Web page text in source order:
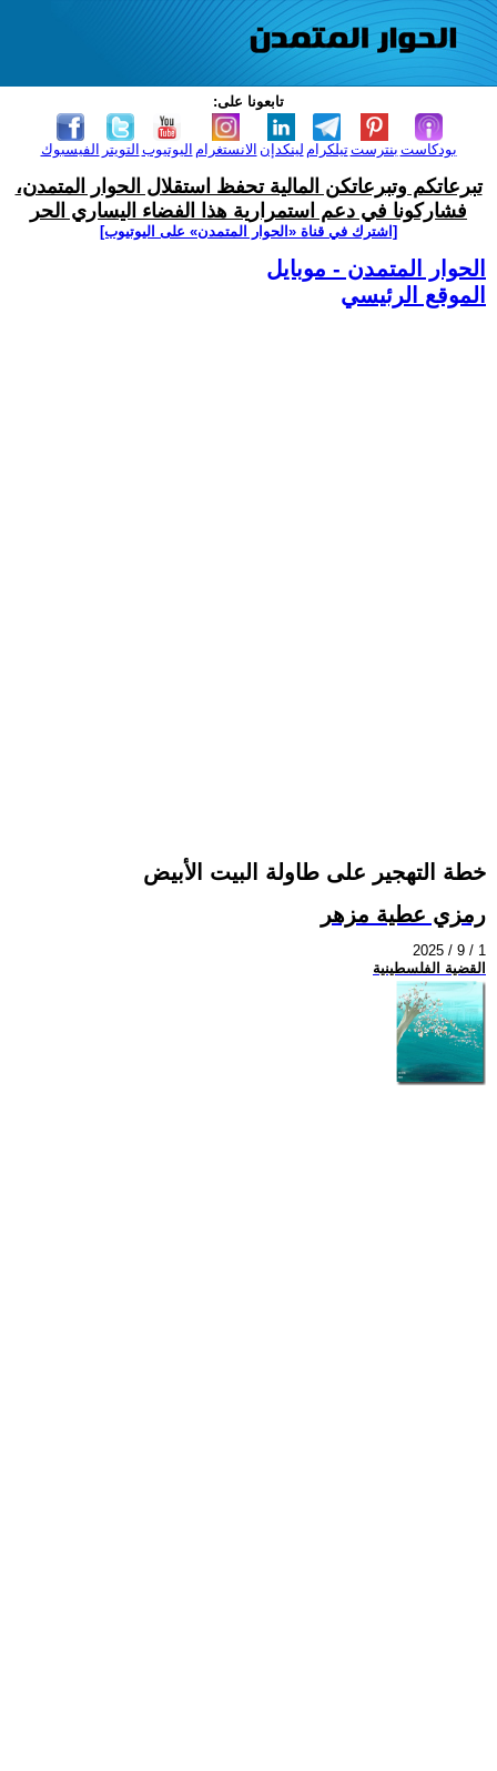
تابعونا على:
الفيسبوك التويتر اليوتيوب الانستغرام لينكدإن تيلكرامبنترست بودكاست
تبرعاتكم وتبرعاتكن المالية تحفظ استقلال الحوار المتمدن،
فشاركونا في دعم استمرارية هذا الفضاء اليساري الحر
[اشترك في قناة ‫«الحوار المتمدن» على اليوتيوب]
الحوار المتمدن - موبايل
الموقع الرئيسي
خطة التهجير على طاولة البيت الأبيض
رمزي عطية مزهر
2025 / 9 / 1
القضية الفلسطينية